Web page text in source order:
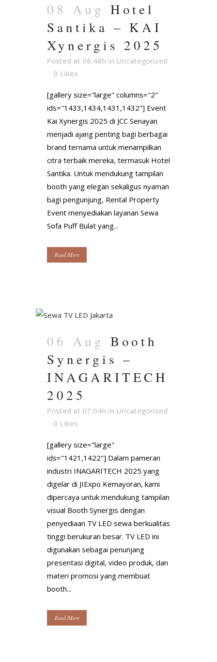
08 Aug Hotel
Santika – KAI
Xynergis 2025
Posted at 06:48h in Uncategorized
0 Likes
[gallery size="large" columns="2"
ids="1433,1434,1431,1432"] Event
Kai Xynergis 2025 di JCC Senayan
menjadi ajang penting bagi berbagai
brand ternama untuk menampilkan
citra terbaik mereka, termasuk Hotel
Santika. Untuk mendukung tampilan
booth yang elegan sekaligus nyaman
bagi pengunjung, Rental Property
Event menyediakan layanan Sewa
Sofa Puff Bulat yang...
Read More
06 Aug Booth
Synergis –
INAGARITECH
2025
Posted at 07:04h in Uncategorized
0 Likes
[gallery size="large"
ids="1421,1422"] Dalam pameran
industri INAGARITECH 2025 yang
digelar di JIExpo Kemayoran, kami
dipercaya untuk mendukung tampilan
visual Booth Synergis dengan
penyediaan TV LED sewa berkualitas
tinggi berukuran besar. TV LED ini
digunakan sebagai penunjang
presentasi digital, video produk, dan
materi promosi yang membuat
booth...
Read More